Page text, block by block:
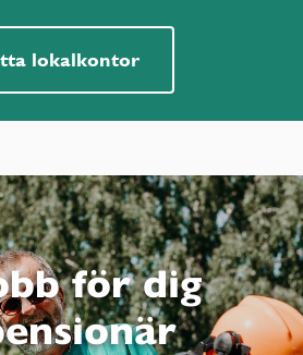
lokalkontor
för dig